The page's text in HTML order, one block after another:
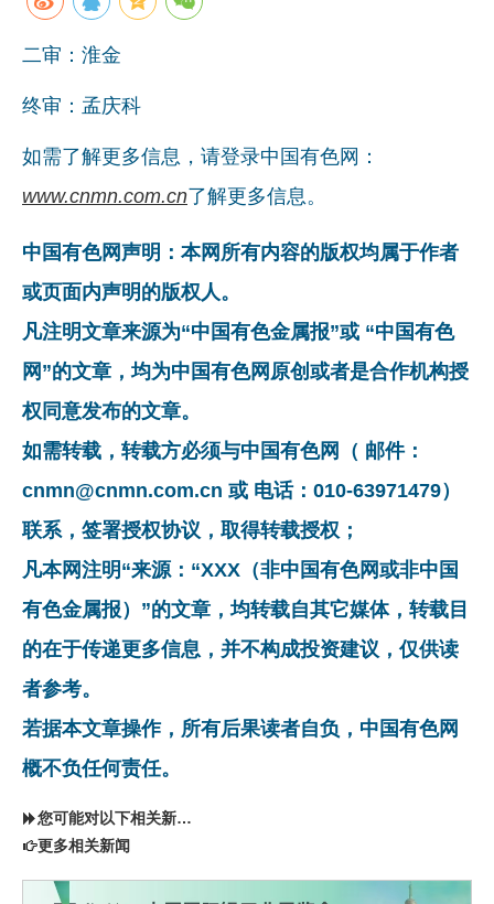
二审：淮金
终审：孟庆科
如需了解更多信息，请登录中国有色网：
www.cnmn.com.cn了解更多信息。
中国有色网声明：本网所有内容的版权均属于作者
或页面内声明的版权人。
凡注明文章来源为“中国有色金属报”或 “中国有色
网”的文章，均为中国有色网原创或者是合作机构授
权同意发布的文章。
如需转载，转载方必须与中国有色网（ 邮件：
cnmn@cnmn.com.cn 或 电话：010-63971479）
联系，签署授权协议，取得转载授权；
凡本网注明“来源：“XXX（非中国有色网或非中国
有色金属报）”的文章，均转载自其它媒体，转载目
的在于传递更多信息，并不构成投资建议，仅供读
者参考。
若据本文章操作，所有后果读者自负，中国有色网
概不负任何责任。
您可能对以下相关新闻同样感兴趣
更多相关新闻